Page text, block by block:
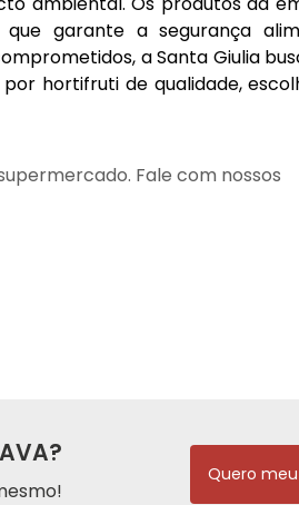
garante a segurança
a Santa Giulia
hortifruti de qualidade,
Fale com nossos
Quero